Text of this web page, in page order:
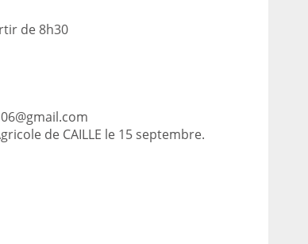
de 8h30
de CAILLE le 15 septembre.